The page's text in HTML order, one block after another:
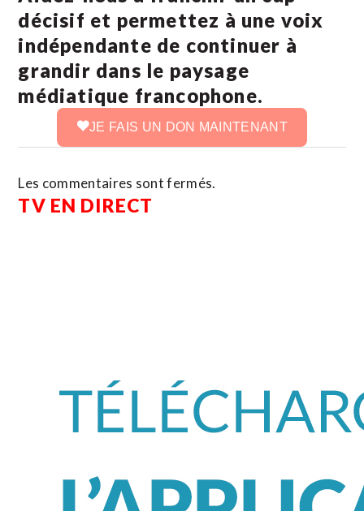
décisif et permettez à une voix
indépendante de continuer à
grandir dans le paysage
médiatique francophone.
JE FAIS UN DON MAINTENANT
Les commentaires sont fermés.
TV EN DIRECT